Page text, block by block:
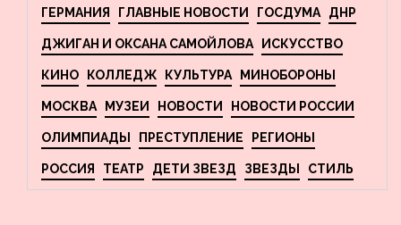
ГЕРМАНИЯ ГЛАВНЫЕ НОВОСТИ ГОСДУМА ДНР
ДЖИГАН И ОКСАНА САМОЙЛОВА ИСКУССТВО
КИНО КОЛЛЕДЖ КУЛЬТУРА МИНОБОРОНЫ
МОСКВА МУЗЕИ НОВОСТИ НОВОСТИ РОССИИ
ОЛИМПИАДЫ ПРЕСТУПЛЕНИЕ РЕГИОНЫ
РОССИЯ ТЕАТР ДЕТИ ЗВЕЗД ЗВЕЗДЫ СТИЛЬ